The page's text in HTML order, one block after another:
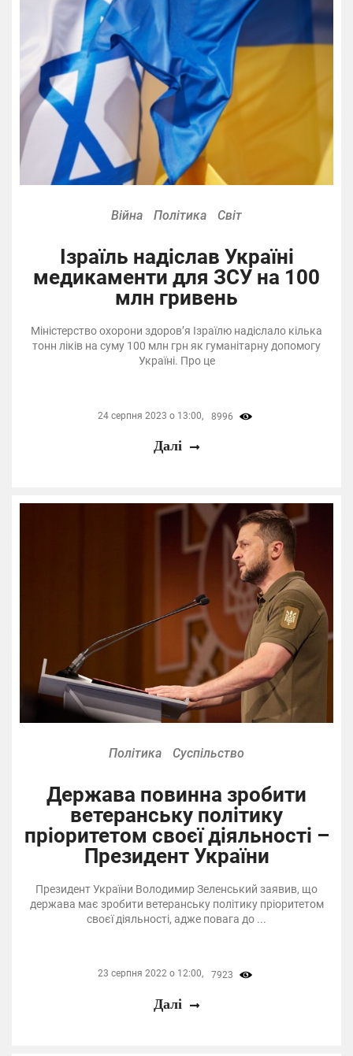
Війна Політика Світ
Ізраїль надіслав Україні
медикаменти для ЗСУ на 100
млн гривень
Міністерство охорони здоровʼя Ізраїлю надіслало кілька
тонн ліків на суму 100 млн грн як гуманітарну допомогу
Україні. Про це
24 серпня 2023 о 13:00, 8996
Далі
Політика Суспільство
Держава повинна зробити
ветеранську політику
пріоритетом своєї діяльності –
Президент України
Президент України Володимир Зеленський заявив, що
держава має зробити ветеранську політику пріоритетом
своєї діяльності, адже повага до ...
23 серпня 2022 о 12:00, 7923
Далі